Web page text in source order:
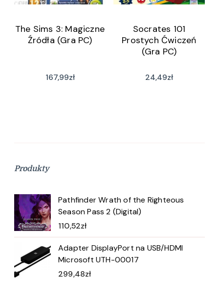
The Sims 3: Magiczne
Źródła (Gra PC)
167,99zł
Socrates 101
Prostych Ćwiczeń
(Gra PC)
24,49zł
Produkty
Pathfinder Wrath of the Righteous
Season Pass 2 (Digital)
110,52zł
Adapter DisplayPort na USB/HDMI
Microsoft UTH-00017
299,48zł